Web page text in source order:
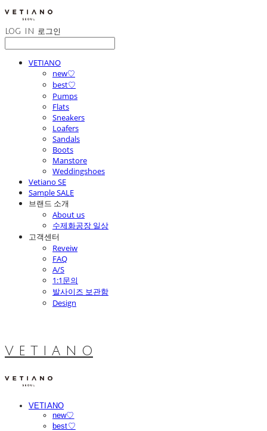
LOG IN 로그인
VETIANO
new♡
best♡
Pumps
Flats
Sneakers
Loafers
Sandals
Boots
Manstore
Weddingshoes
Vetiano SE
Sample SALE
브랜드 소개
About us
수제화공장 일상
고객센터
Reveiw
FAQ
A/S
1:1문의
발사이즈 보관함
Design
V E T I A N O
VETIANO
new♡
best♡